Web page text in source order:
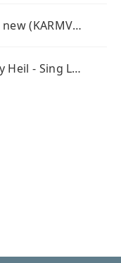
MAX BARSKIH - Someone new (KARMV REMIX)
Within Temptation & Jerry Heil - Sing Like A Siren